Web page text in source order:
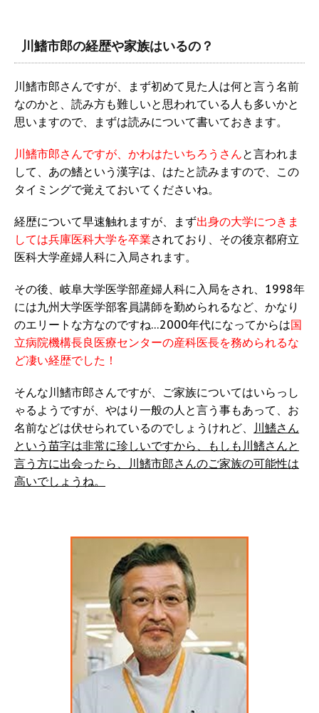
川鰭市郎の経歴や家族はいるの？
川鰭市郎さんですが、まず初めて見た人は何と言う名前
なのかと、読み方も難しいと思われている人も多いかと
思いますので、まずは読みについて書いておきます。
川鰭市郎さんですが、かわはたいちろうさんと言われま
して、あの鰭という漢字は、はたと読みますので、この
タイミングで覚えておいてくださいね。
経歴について早速触れますが、まず出身の大学につきま
しては兵庫医科大学を卒業されており、その後京都府立
医科大学産婦人科に入局されます。
その後、岐阜大学医学部産婦人科に入局をされ、1998年
には九州大学医学部客員講師を勤められるなど、かなり
のエリートな方なのですね…2000年代になってからは国
立病院機構長良医療センターの産科医長を務められるな
ど凄い経歴でした！
そんな川鰭市郎さんですが、ご家族についてはいらっし
ゃるようですが、やはり一般の人と言う事もあって、お
名前などは伏せられているのでしょうけれど、 川鰭さん
という苗字は非常に珍しいですから、もしも川鰭さんと
言う方に出会ったら、川鰭市郎さんのご家族の可能性は
高いでしょうね。